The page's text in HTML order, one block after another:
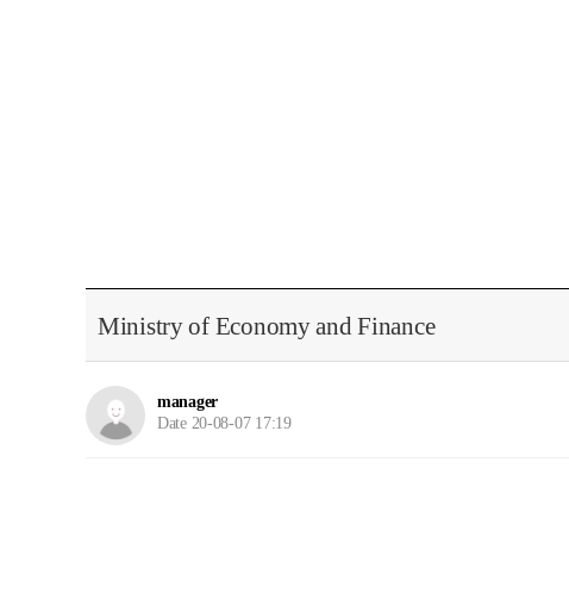
Ministry of Economy and Finance
manager
Date 20-08-07 17:19